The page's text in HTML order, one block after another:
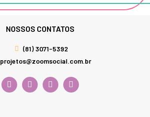
NOSSOS CONTATOS
(81) 3071-5392
projetos@zoomsocial.com.br